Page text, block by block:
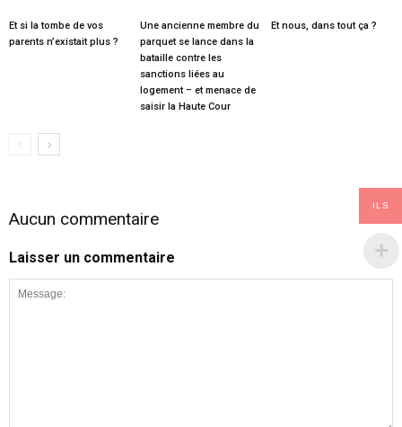
Et si la tombe de vos
parents n’existait plus ?
Une ancienne membre du
parquet se lance dans la
bataille contre les
sanctions liées au
logement – et menace de
saisir la Haute Cour
Et nous, dans tout ça ?
Aucun commentaire
Laisser un commentaire
ILS